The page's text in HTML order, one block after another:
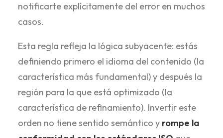
notificarte explícitamente del error en muchos
casos.
Esta regla refleja la lógica subyacente: estás
definiendo primero el idioma del contenido (la
característica más fundamental) y después la
región para la que está optimizado (la
característica de refinamiento). Invertir este
orden no tiene sentido semántico y rompe la